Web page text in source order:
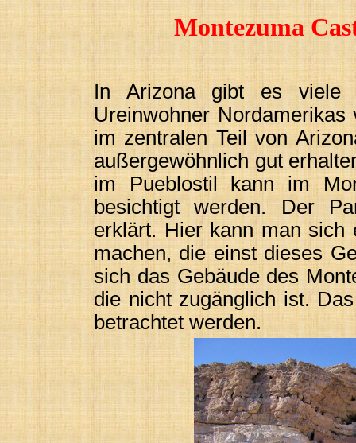
Montezuma
In Arizona gibt es viele
Ureinwohner
im zentralen Teil von
außergewöhnlich gut
im Pueblostil kann im
besichtigt werden. Der
erklärt. Hier kann man sich
machen, die einst dieses
sich das Gebäude des
die nicht zugänglich ist.
betrachtet werden.